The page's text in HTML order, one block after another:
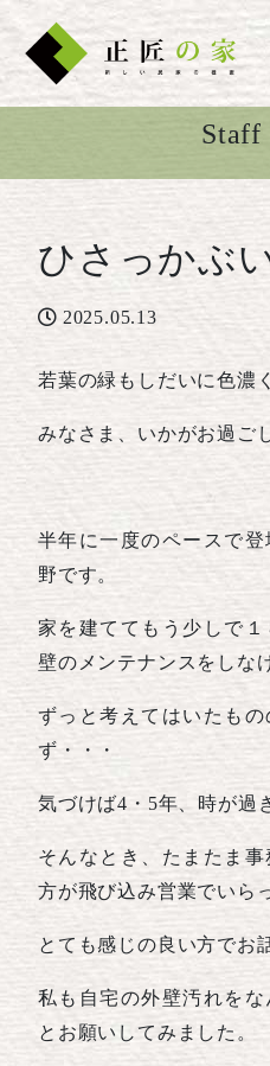
Staff
ひさっかぶ
2025.05.13
若葉の緑もしだいに色濃
みなさま、いかがお過ご
半年に一度のペースで
野です。
家を建ててもう少しで
壁のメンテナンスをしな
ずっと考えてはいたも
ず・・・
気づけば4・5年、時が過
そんなとき、たまたま
方が飛び込み営業でいら
とても感じの良い方でお
私も自宅の外壁汚れを
とお願いしてみました。